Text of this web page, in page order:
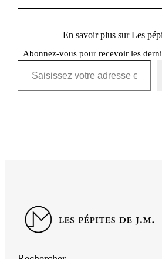
En savoir plus sur Les
Abonnez-vous pour recevoir les
Saisissez votre adresse e-mail…